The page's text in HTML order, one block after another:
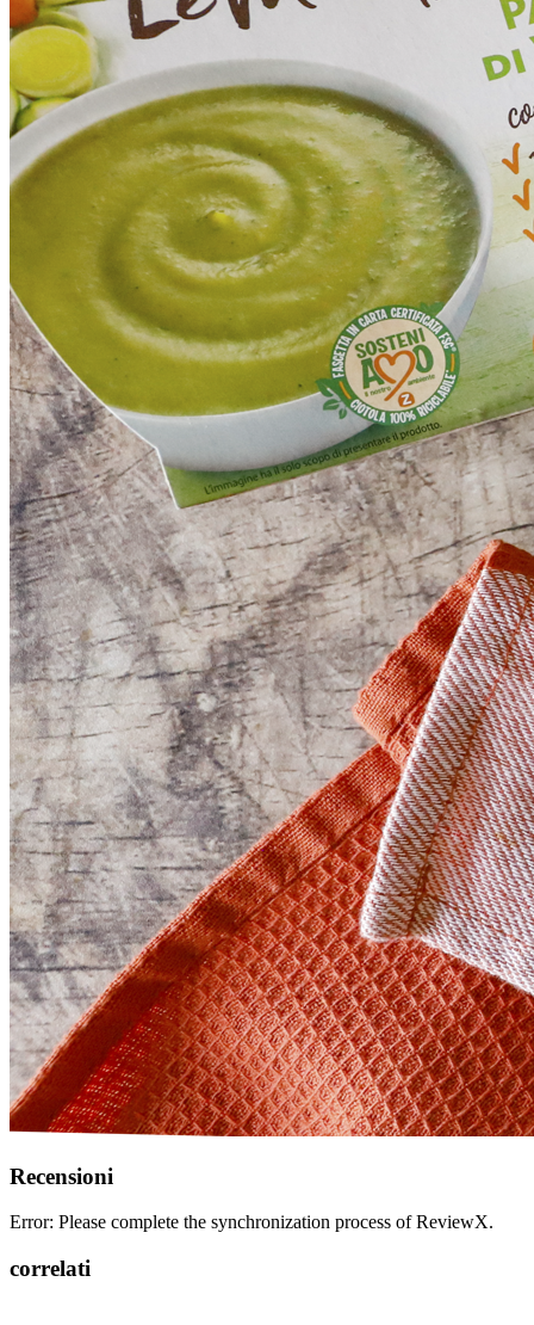
Recensioni
Error: Please complete the synchronization process of ReviewX.
correlati